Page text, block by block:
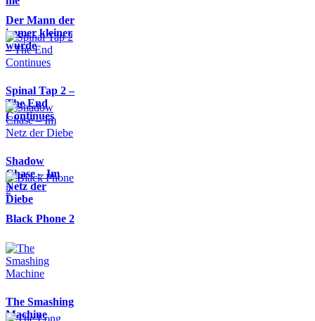
Der Mann der
immer kleiner
wurde
Spinal Tap 2 –
The End
Continues
Shadow
Chase – Im
Netz der
Diebe
Black Phone 2
The Smashing
Machine